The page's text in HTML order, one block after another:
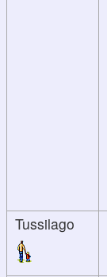
Tussilago